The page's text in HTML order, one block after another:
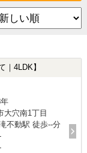
｜4LDK】
大穴南1丁目
不動駅 徒歩--分